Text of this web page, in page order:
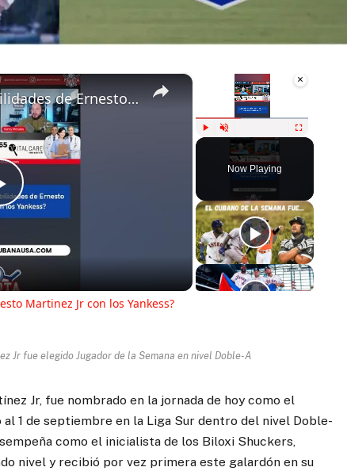
×
Unmute Fullscreen
Now Playing
×
Play
Video
¿Cuáles son las posibilidades de Ernesto Martinez Jr con los Yankess?
Martinez Jr con los Yankess?
Jr fue elegido Jugador de la Semana en nivel Doble-A
Jr, fue nombrado en la jornada de hoy como el
1 de septiembre en la Liga Sur dentro del nivel Doble-
como el inicialista de los Biloxi Shuckers,
nivel y recibió por vez primera este galardón en su